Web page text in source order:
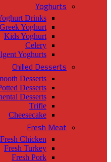
Yoghurts
Drinks
Yoghurt
Kids Yoghurt
Celery
Yoghurts
Chilled Desserts
Desserts
Desserts
Desserts
Trifle
Cheesecake
Fresh Meat
Fresh Chicken
Fresh Turkey
Fresh Pork